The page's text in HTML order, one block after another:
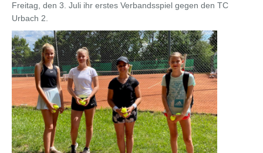
Freitag, den 3. Juli ihr erstes Verbandsspiel gegen den TC
Urbach 2.